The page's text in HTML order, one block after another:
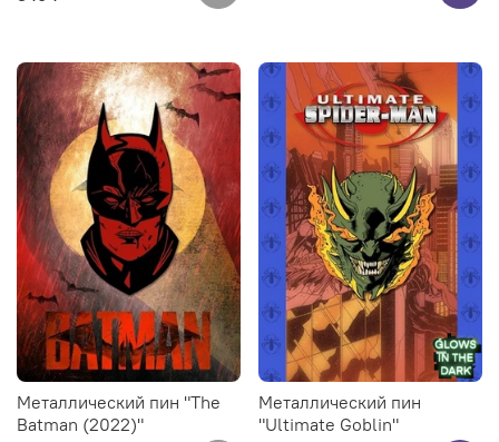
Металлический пин "The
Batman (2022)"
Металлический пин
"Ultimate Goblin"